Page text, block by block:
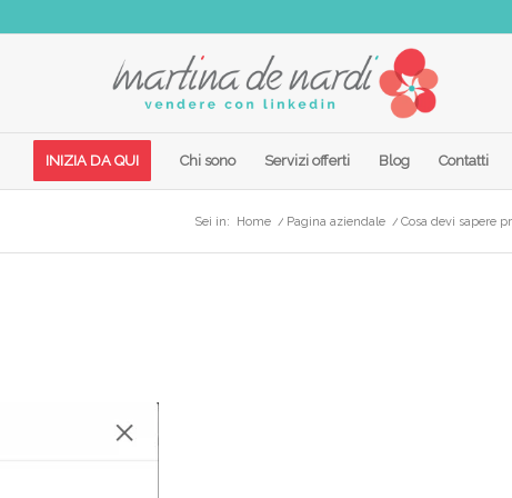
INIZIA DA QUI Chi sono Servizi offerti Blog Contatti
Sei in: Home / Pagina aziendale / Cosa devi sapere